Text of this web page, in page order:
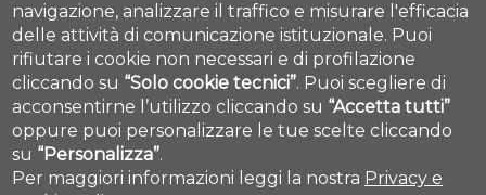
CAST - Center for Advanced Studies and Technology
Via Luigi Polacchi 11, 66100, Chieti, ITALY
Cookie settings
navigazione, analizzare il traffico e misurare l'efficacia
delle attività di comunicazione istituzionale. Puoi
rifiutare i cookie non necessari e di profilazione
cliccando su “Solo cookie tecnici”. Puoi scegliere di
acconsentirne l’utilizzo cliccando su “Accetta tutti”
oppure puoi personalizzare le tue scelte cliccando
su “Personalizza”.
Per maggiori informazioni leggi la nostra Privacy e